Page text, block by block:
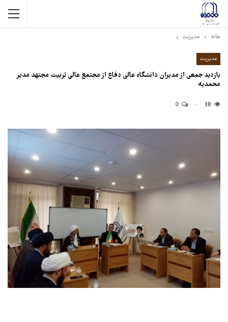
خانه مدیریت
مدیریت
بازدید جمعی از مدیران دانشگاه عالی دفاع از مجتمع عالی تربیت مجتهد مدیر
محمدیه
10